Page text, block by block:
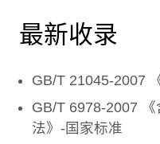
最新收录
GB/T 21045-2007
GB/T 6978-2007
法》-国家标准